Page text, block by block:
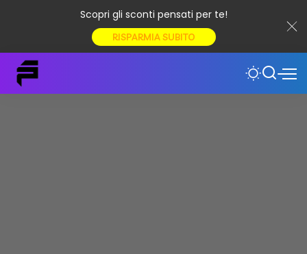
Scopri gli sconti pensati per te!
RISPARMIA SUBITO